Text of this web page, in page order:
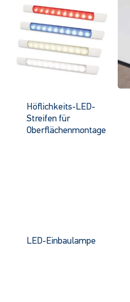
Höflichkeits-LED-
Streifen für
Oberflächenmontage
LED-Einbaulampe